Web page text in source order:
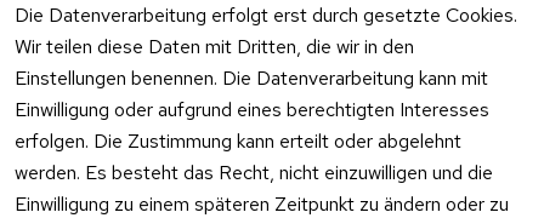
Die Datenverarbeitung erfolgt erst durch gesetzte Cookies.
Wir teilen diese Daten mit Dritten, die wir in den
Einstellungen benennen. Die Datenverarbeitung kann mit
Einwilligung oder aufgrund eines berechtigten Interesses
erfolgen. Die Zustimmung kann erteilt oder abgelehnt
werden. Es besteht das Recht, nicht einzuwilligen und die
Einwilligung zu einem späteren Zeitpunkt zu ändern oder zu
-
Entsorgu
ng
Vertrag
widerrufen
– 15:00 Uhr
Versa
ndpa
rtner